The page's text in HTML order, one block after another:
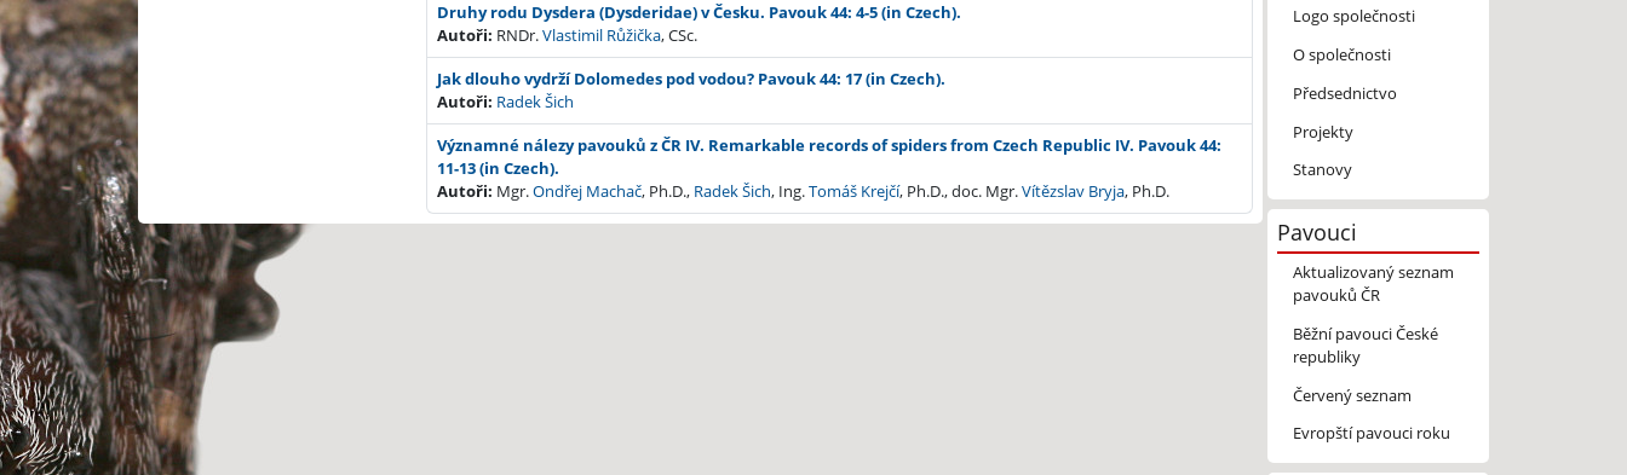
Druhy rodu Dysdera (Dysderidae) v Česku. Pavouk 44: 4-5 (in Czech).
Autoři: RNDr.Vlastimil Růžička, CSc.
Jak dlouho vydrží Dolomedes pod vodou? Pavouk 44: 17 (in Czech).
Autoři: Radek Šich
Významné nálezy pavouků z ČR IV. Remarkable records of spiders from Czech Republic IV. Pavouk 44:
11-13 (in Czech).
Autoři: Mgr.Ondřej Machač, Ph.D., Radek Šich, Ing.Tomáš Krejčí, Ph.D., doc. Mgr.Vítězslav Bryja, Ph.D.
Logo společnosti
O společnosti
Předsednictvo
Projekty
Stanovy
Pavouci
Aktualizovaný seznam
pavouků ČR
Běžní pavouci České
republiky
Červený seznam
Evropští pavouci roku